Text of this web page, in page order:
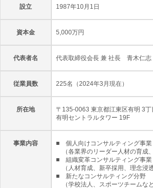
設立 1987年10月1日
資本金 5,000万円
代表者名 代表取締役会長 兼 社長 青木仁志
従業員数 225名（2024年3月現在）
所在地
〒135-0063 東京都江東区有明 3丁
有明セントラルタワー 19F
事業内容
■ 個人向けコンサルティング事業
（各業界のリーダー人材の育成
■ 組織変革コンサルティング事業
（人材育成、新卒採用、理念浸
■ 新たなコンサルティング分野
（学校法人、スポーツチームなど